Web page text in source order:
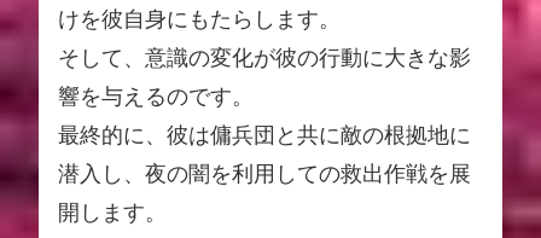
けを彼自身にもたらします。
そして、意識の変化が彼の行動に大きな影
響を与えるのです。
最終的に、彼は傭兵団と共に敵の根拠地に
潜入し、夜の闇を利用しての救出作戦を展
開します。